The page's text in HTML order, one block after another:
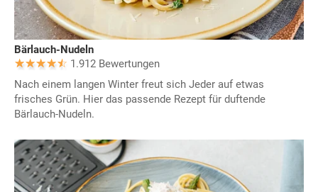
Bärlauch-Nudeln
1.912 Bewertungen
Nach einem langen Winter freut sich Jeder auf etwas
frisches Grün. Hier das passende Rezept für duftende
Bärlauch-Nudeln.